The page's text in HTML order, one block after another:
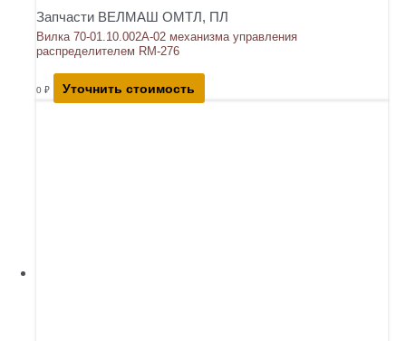
Запчасти ВЕЛМАШ ОМТЛ, ПЛ
Вилка 70-01.10.002А-02 механизма управления
распределителем RM-276
0 ₽ Уточнить стоимость